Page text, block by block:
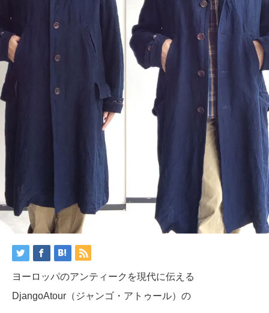
ヨーロッパのアンティークを現代に伝える
DjangoAtour（ジャンゴ・アトゥール）の